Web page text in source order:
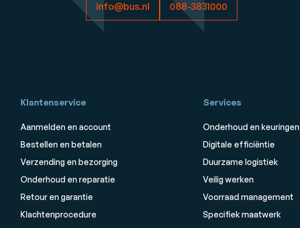
info@bus.nl 088-3831000
Klantenservice
Aanmelden en account
Bestellen en betalen
Verzending en bezorging
Onderhoud en reparatie
Retour en garantie
Klachtenprocedure
Services
Onderhoud en keuringen
Digitale efficiëntie
Duurzame logistiek
Veilig werken
Voorraad management
Specifiek maatwerk